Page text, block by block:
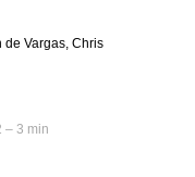
de Vargas, Chris
– 3 min